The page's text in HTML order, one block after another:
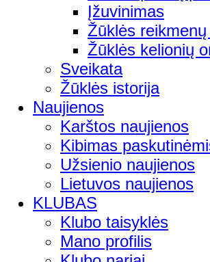
Įžuvinimas
Žūklės
Žūklės kelionių
Sveikata
Žūklės istorija
Naujienos
Karštos naujienos
Kibimas
Užsienio naujienos
Lietuvos naujienos
KLUBAS
Klubo taisyklės
Mano profilis